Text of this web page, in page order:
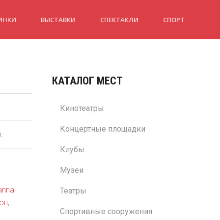
ВЫСТАВКИ СПЕКТАКЛИ СПОРТ
,
КАТАЛОГ МЕСТ
Кинотеатры
Концертные площадки
Клубы
Музеи
Театры
Спортивные сооружения